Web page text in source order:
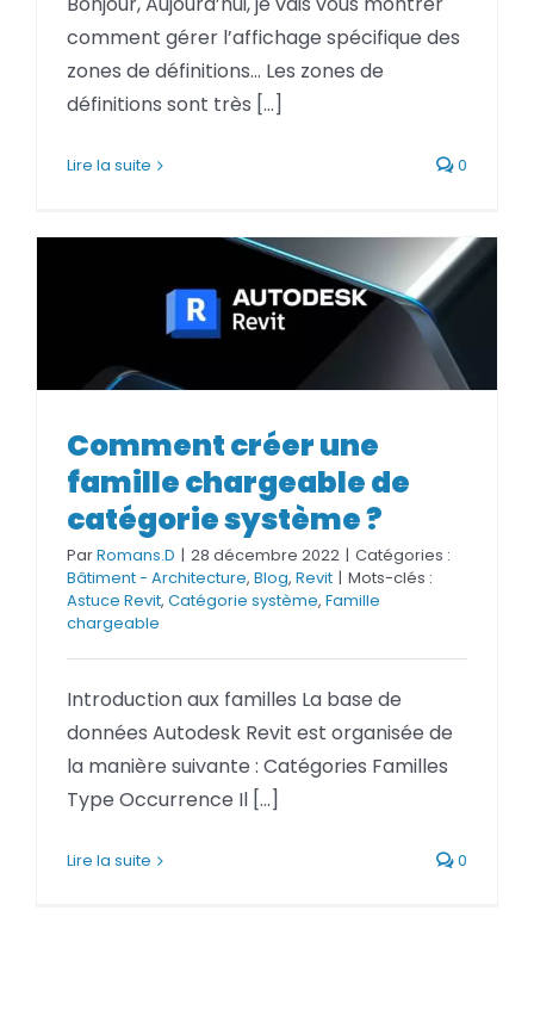
SOCIETE
Rechercher:
comment gérer l’affichage spécifique des
zones de définitions… Les zones de
définitions sont très [...]
Lire la suite 0
Comment créer une famille
chargeable de catégorie
système ?
Comment créer une
famille chargeable de
catégorie système ?
ParRomans.D | 28 décembre 2022 | Catégories :
Bâtiment - Architecture, Blog, Revit | Mots-clés :
Astuce Revit, Catégorie système, Famille
chargeable
Introduction aux familles La base de
données Autodesk Revit est organisée de
la manière suivante : Catégories Familles
Type Occurrence Il [...]
Lire la suite 0